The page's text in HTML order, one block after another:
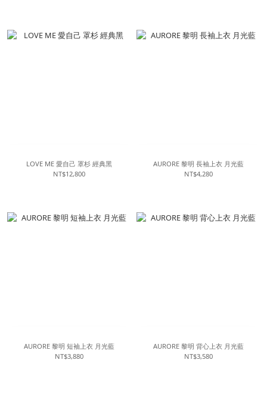
LOVE ME 愛自己 罩杉 經典黑
NT$12,800
AURORE 黎明 長袖上衣 月光藍
NT$4,280
AURORE 黎明 短袖上衣 月光藍
NT$3,880
AURORE 黎明 背心上衣 月光藍
NT$3,580